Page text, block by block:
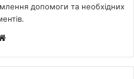
допомоги та необхідних